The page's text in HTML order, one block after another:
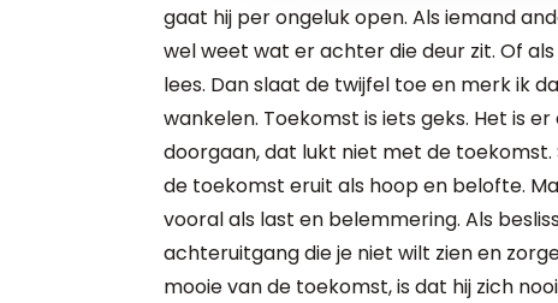
gaat hij per ongeluk open. Als iemand
wel weet wat er achter die deur zit. Of
lees. Dan slaat de twijfel toe en merk ik
wankelen. Toekomst is iets geks. Het is
doorgaan, dat lukt niet met de
de toekomst eruit als hoop en belofte.
vooral als last en belemmering. Als
achteruitgang die je niet wilt zien en
mooie van de toekomst, is dat hij zich